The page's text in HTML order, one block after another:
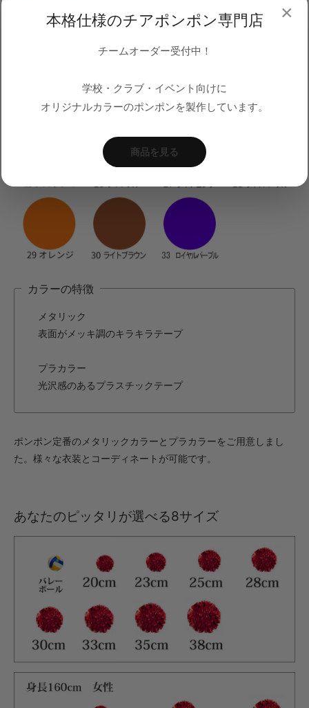
カラーの特徴
メタリック
表面がメッキ調のキラキラテープ
プラカラー
光沢感のあるプラスチックテープ
ポンポン定番のメタリックカラーとプラカラーをご用意しまし
た。様々な衣装とコーディネートが可能です。
あなたのピッタリが選べる8サイズ
×
本格仕様のチアポンポン専門店
チームオーダー受付中！
学校・クラブ・イベント向けに
オリジナルカラーのポンポンを製作しています。
商品を見る